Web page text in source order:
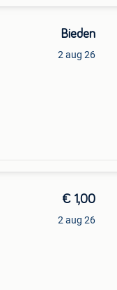
Bieden
2 aug 26
€ 1,00
2 aug 26